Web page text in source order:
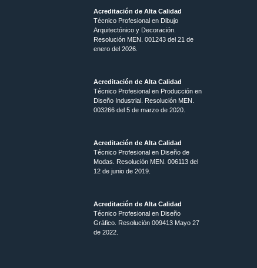
Acreditación de Alta Calidad
Técnico Profesional en Dibujo
Arquitectónico y Decoración.
Resolución MEN.001243 del 21 de
enero del 2026.
Acreditación de Alta Calidad
Técnico Profesional en Producción en
Diseño Industrial. Resolución MEN.
003266 del 5 de marzo de 2020.
Acreditación de Alta Calidad
Técnico Profesional en Diseño de
Modas. Resolución MEN. 006113 del
12 de junio de 2019.
Acreditación de Alta Calidad
Técnico Profesional en Diseño
Gráfico. Resolución 009413 Mayo 27
de 2022.